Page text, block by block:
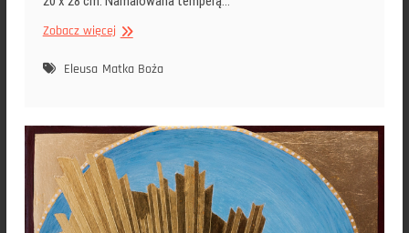
Zobacz więcejIkona
Boża
Eleusa Matka Boża